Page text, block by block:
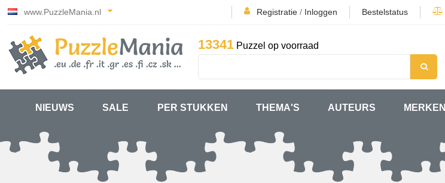
www.PuzzleMania.nl Registratie / Inloggen Bestelstatus
13341 Puzzel op voorraad
NIEUWS SALE PER STUKKEN THEMA'S AUTEURS MERKEN